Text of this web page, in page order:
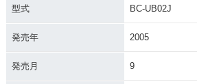
型式 BC-UB02J
発売年 2005
発売月 9